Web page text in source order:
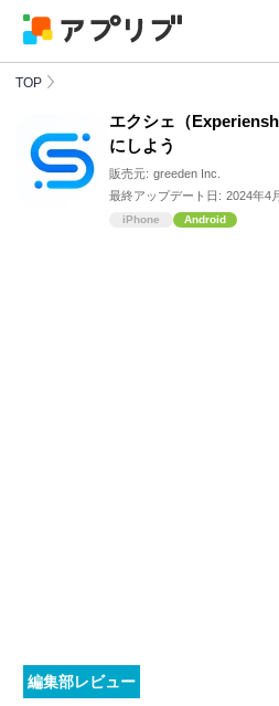
TOP
エクシェ（
にしよう
販売元: greeden Inc.
最終アップデート日: 2024年4
iPhone Android
編集部レビュー